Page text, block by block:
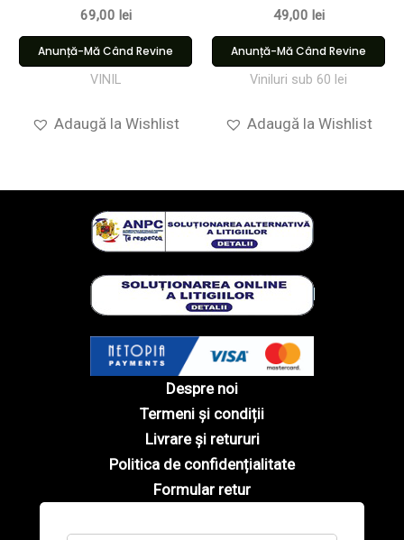
69,00 lei
Anunță-Mă Când Revine
VINIL
Adaugă la Wishlist
49,00 lei
Anunță-Mă Când Revine
Viniluri sub 60 lei
Adaugă la Wishlist
Despre noi
Termeni și condiții
Livrare și retururi
Politica de confidențialitate
Formular retur